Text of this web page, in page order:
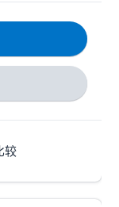
较